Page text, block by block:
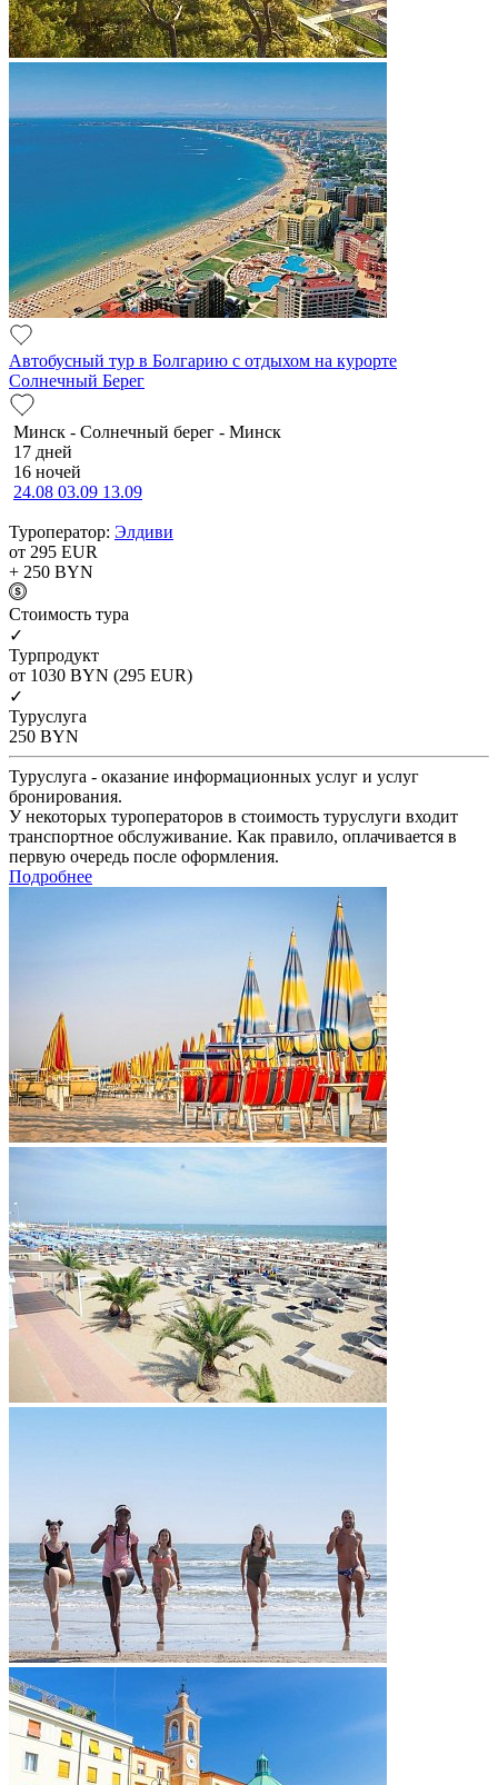
Автобусный тур в Болгарию с отдыхом на курорте
Солнечный Берег
Минск - Солнечный берег - Минск
17 дней
16 ночей
24.08 03.09 13.09
Туроператор: Элдиви
от 295 EUR
+ 250 BYN
Cтоимость тура
✓
Турпродукт
от 1030 BYN (295 EUR)
✓
Туруслуга
250 BYN
Туруслуга - оказание информационных услуг и услуг
бронирования.
У некоторых туроператоров в стоимость туруслуги входит
транспортное обслуживание. Как правило, оплачивается в
первую очередь после оформления.
Подробнее